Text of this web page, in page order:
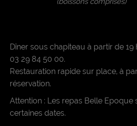
Dîner sous chapiteau à partir de
03 29 84 50 00.
Restauration rapide sur place, à
réservation.
Attention : Les repas Belle
certaines dates.